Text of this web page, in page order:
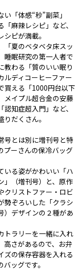
「体感“秒”副菜」
麻辣レシピ」など、
ピが満載。
「夏のベタベタ床スッ
睡眠研究の第一人者で
教わる「質のいい眠り
ルディコーヒーファー
買える「1000円台以下
メイプル超合金の安藤
知症超入門」など、
だくさん。
号とは別に増刊号と特
プーさんの保冷バッグ
いる姿がかわいい「ハ
」（増刊号）と、原作
クリストファー・ロビ
勢ぞろいした「クラシ
）デザインの２種があ
トラリーを一緒に入れ
高さがあるので、お弁
ズの保存容器を入れる
ッグです。